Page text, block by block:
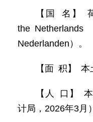
【国 名】
the
Nederlanden）。
【面 积】 本
【人 口】
计局，2026年3月